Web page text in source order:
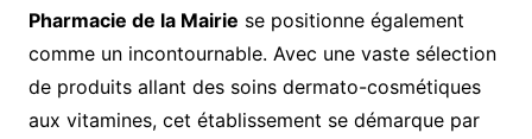
Pharmacie de la Mairie se positionne également
comme un incontournable. Avec une vaste sélection
de produits allant des soins dermato-cosmétiques
aux vitamines, cet établissement se démarque par